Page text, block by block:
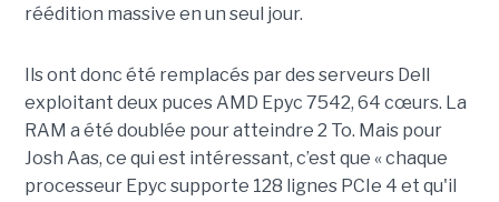
réédition massive en un seul jour.
Ils ont donc été remplacés par des serveurs Dell
exploitant deux puces AMD Epyc 7542, 64 cœurs. La
RAM a été doublée pour atteindre 2 To. Mais pour
Josh Aas, ce qui est intéressant, c’est que « chaque
processeur Epyc supporte 128 lignes PCIe 4 et qu'il